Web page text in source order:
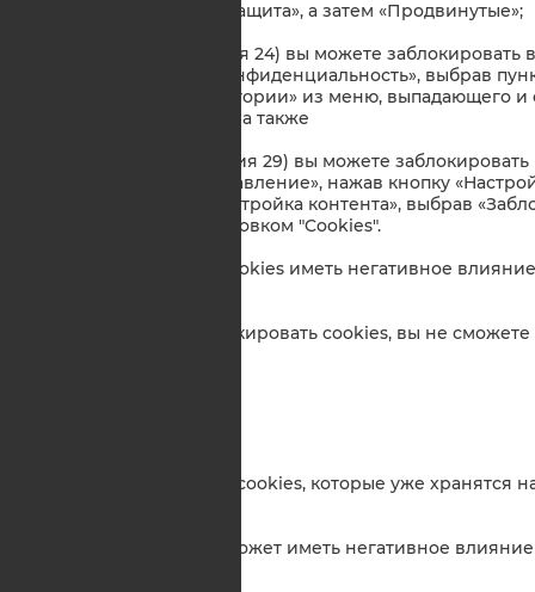
обозревателя», «Защита», а затем «Продвинутые»;
b) в Firefox (версия 24) вы можете заблокировать
«Параметры», «Конфиденциальность», выбрав
настройки для истории» из меню, выпадающего
cookies с сайтов »; а также
c) в Chrome (версия 29) вы можете
«Настройки и управление», нажав кнопку
настройки» и «Настройка контента», выбрав
данных "под заголовком "Cookies".
5.2. Блокировка всех cookies иметь негативное
5.3. Если вы будете блокировать cookies, вы не
6.1. Вы можете удалить cookies, которые уже хранятся
6.2. Удаление cookies может иметь негативное